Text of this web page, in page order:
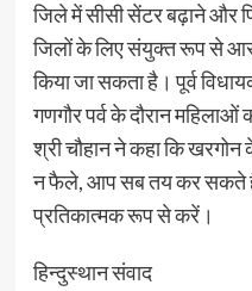
जिले में सीसी सेंटर बढ़ाने और
जिलों के लिए संयुक्त रूप से
किया जा सकता है। पूर्व
गणगौर पर्व के दौरान
श्री चौहान ने कहा कि
न फैले, आप सब तय कर सकते
प्रतिकात्मक रूप से करें।
हिन्दुस्थान संवाद